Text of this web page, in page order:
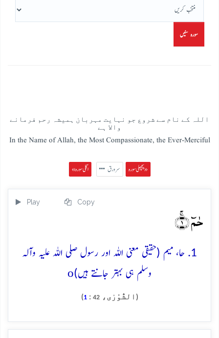
سورہ سنیں
اللہ کے نام سے شروع جو نہایت مہربان ہمیشہ رحم فرمانے
والا ہے
In the Name of Allah, the Most Compassionate, the Ever-Merciful
پچھلی سورہ » سرورق « اگلی سورہ
Play Copy
حٰمٓ ۚ﴿۱﴾
1. حا، میم (حقیقی معنی اللہ اور رسول صلی اللہ علیہ وآلہ
وسلم ہی بہتر جانتے ہیں)o
(الشُّوْرٰی،42
:
1
)